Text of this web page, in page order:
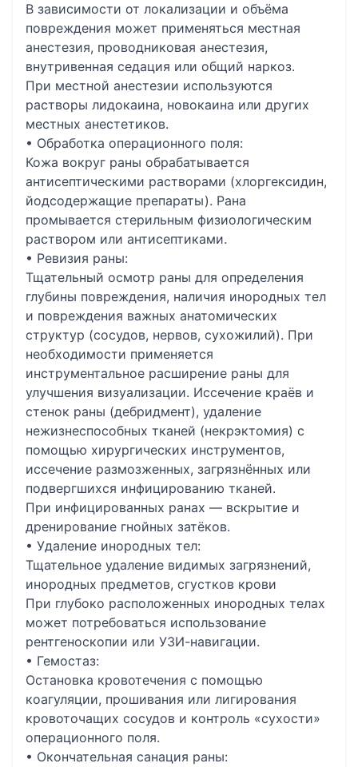
В зависимости от локализации и объёма
повреждения может применяться местная
анестезия, проводниковая анестезия,
внутривенная седация или общий наркоз.
При местной анестезии используются
растворы лидокаина, новокаина или других
местных анестетиков.
• Обработка операционного поля:
Кожа вокруг раны обрабатывается
антисептическими растворами (хлоргексидин,
йодсодержащие препараты). Рана
промывается стерильным физиологическим
раствором или антисептиками.
• Ревизия раны:
Тщательный осмотр раны для определения
глубины повреждения, наличия инородных тел
и повреждения важных анатомических
структур (сосудов, нервов, сухожилий). При
необходимости применяется
инструментальное расширение раны для
улучшения визуализации. Иссечение краёв и
стенок раны (дебридмент), удаление
нежизнеспособных тканей (некрэктомия) с
помощью хирургических инструментов,
иссечение размозженных, загрязнённых или
подвергшихся инфицированию тканей.
При инфицированных ранах — вскрытие и
дренирование гнойных затёков.
• Удаление инородных тел:
Тщательное удаление видимых загрязнений,
инородных предметов, сгустков крови
При глубоко расположенных инородных телах
может потребоваться использование
рентгеноскопии или УЗИ-навигации.
• Гемостаз:
Остановка кровотечения с помощью
коагуляции, прошивания или лигирования
кровоточащих сосудов и контроль «сухости»
операционного поля.
• Окончательная санация раны: